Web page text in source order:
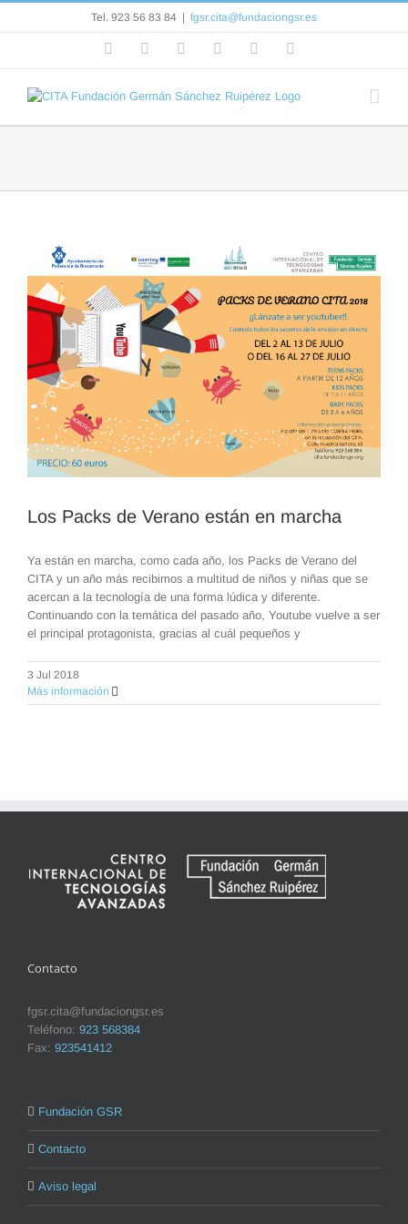
Tel. 923 56 83 84 | fgsr.cita@fundaciongsr.es
FacebookFlickr YouTube
Los Packs de Verano están en marcha
Ya están en marcha, como cada año, los Packs de Verano del
CITA y un año más recibimos a multitud de niños y niñas que se
acercan a la tecnología de una forma lúdica y diferente.
Continuando con la temática del pasado año, Youtube vuelve a ser
el principal protagonista, gracias al cuál pequeños y
3 Jul 2018
Más información
Contacto
fgsr.cita@fundaciongsr.es
Teléfono: 923 568384
Fax: 923541412
Fundación GSR
Contacto
Aviso legal